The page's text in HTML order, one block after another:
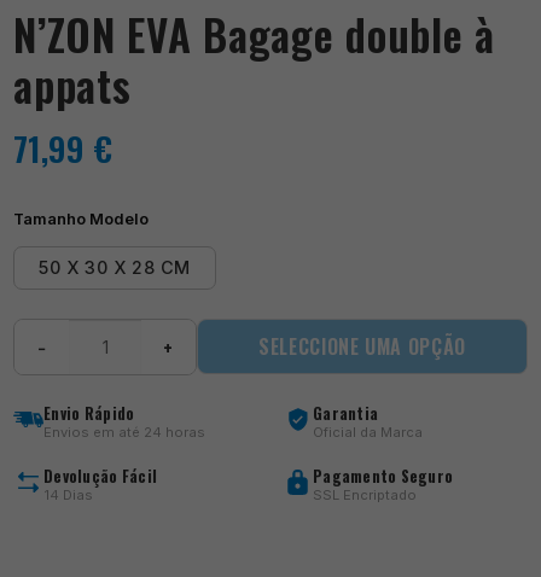
N’ZON EVA Bagage double à
appats
71,99 €
Tamanho Modelo
50 X 30 X 28 CM
Bagage
double
appats
− + SELECCIONE UMA OPÇÃO
Envio Rápido
Envios em até 24 horas
Garantia
Oficial da Marca
Devolução Fácil
14 Dias
Pagamento Seguro
SSL Encriptado